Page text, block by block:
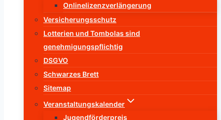
Onlinelizenzverlängerung
Versicherungsschutz
Lotterien und Tombolas sind
genehmigungspflichtig
DSGVO
Schwarzes Brett
Sitemap
Veranstaltungskalender
Jugendförderpreis